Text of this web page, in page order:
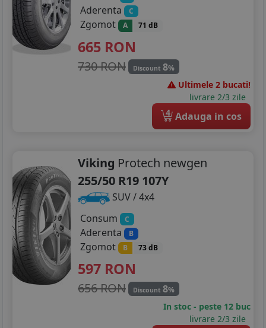
Aderenta C
Zgomot A 71 dB
665 RON
730 RON Discount 8%
Ultimele 2 bucati!
livrare 2/3 zile
4 Adauga in cos
Viking Protech newgen
255/50 R19 107Y
SUV / 4x4
Consum
C
Aderenta B
Zgomot B 73 dB
597 RON
656 RON Discount 8%
In stoc - peste 12 buc
livrare 2/3 zile